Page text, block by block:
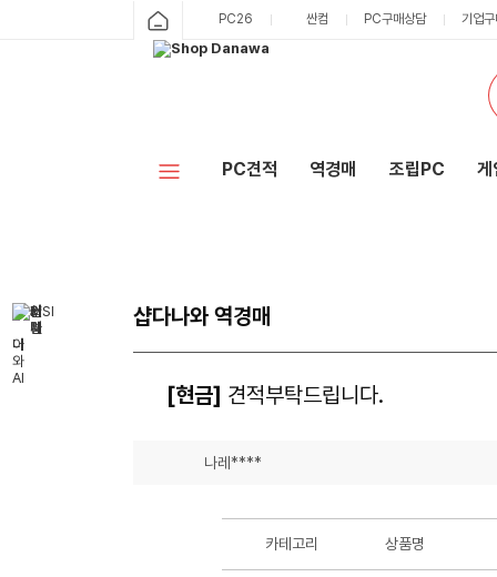
PC26 싼컴 PC구매상담 기업
PC견적 역경매 조립PC 게
샵다나와 역경매
[현금] 견적부탁드립니다.
나레****
카테고리 상품명